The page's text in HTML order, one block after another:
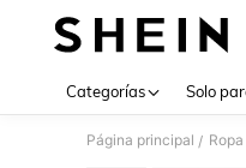
Categorías Solo
Página principal /